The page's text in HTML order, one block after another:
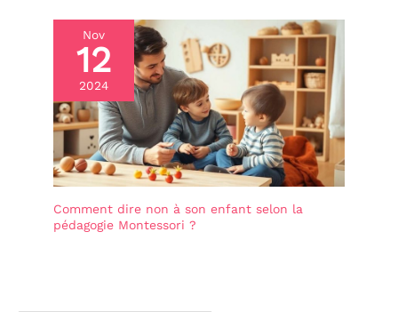
Nov
12
2024
Comment dire non à son enfant selon la
pédagogie Montessori ?